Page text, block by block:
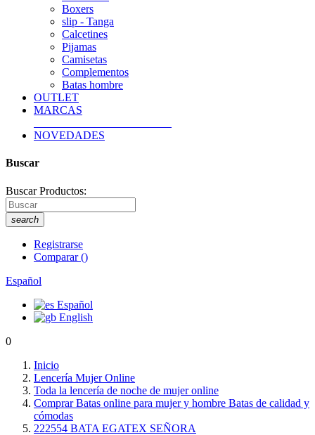
Boxers
slip - Tanga
Calcetines
Pijamas
Camisetas
Complementos
Batas hombre
OUTLET
MARCAS
NOVEDADES
Buscar
Buscar Productos:
search
Registrarse
Comparar()
Español
Español
English
0
Inicio
Lencería Mujer Online
Toda la lencería de noche de mujer online
Comprar Batas online para mujer y hombre Batas de calidad y
cómodas
222554 BATA EGATEX SEÑORA